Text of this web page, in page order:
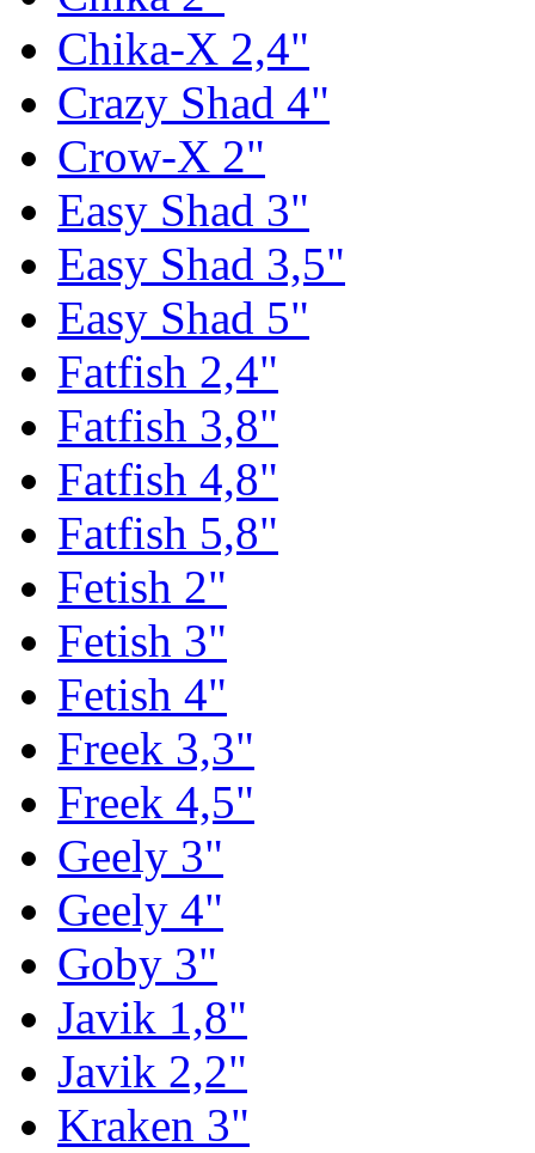
Chika-X 2,4"
Crazy Shad 4"
Crow-X 2"
Easy Shad 3"
Easy Shad 3,5"
Easy Shad 5"
Fatfish 2,4"
Fatfish 3,8"
Fatfish 4,8"
Fatfish 5,8"
Fetish 2"
Fetish 3"
Fetish 4"
Freek 3,3"
Freek 4,5"
Geely 3"
Geely 4"
Goby 3"
Javik 1,8"
Javik 2,2"
Kraken 3"